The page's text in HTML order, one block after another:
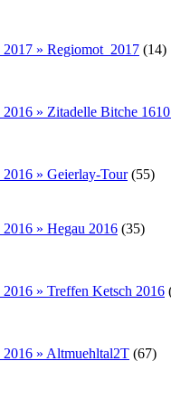
» Regiomot_2017 (14)
» Zitadelle Bitche
» Geierlay-Tour (55)
» Hegau 2016 (35)
» Treffen Ketsch 2016
» Altmuehltal2T (67)